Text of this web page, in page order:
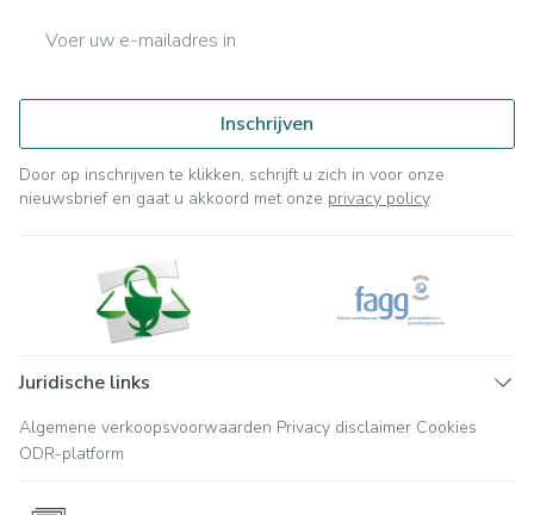
Inschrijven
Door op inschrijven te klikken, schrijft u zich in voor onze
nieuwsbrief en gaat u akkoord met onze privacy policy.
Juridische links
Algemene verkoopsvoorwaarden Privacy disclaimer Cookies
ODR-platform